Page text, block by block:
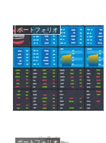
ポートフォリオ